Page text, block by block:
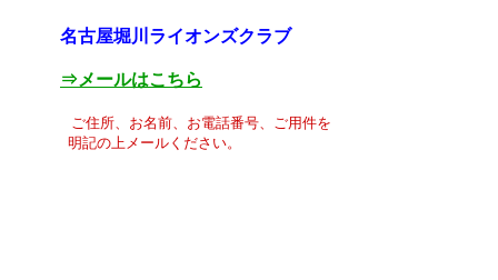
名古屋堀川ライオンズクラブ
⇒メールはこちら
ご住所、お名前、お電話番号、ご用件を
明記の上メールください。